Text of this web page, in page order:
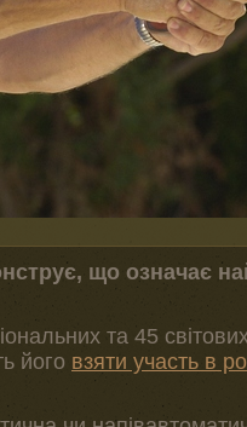
що означає
та 45 світових
його взяти участь в